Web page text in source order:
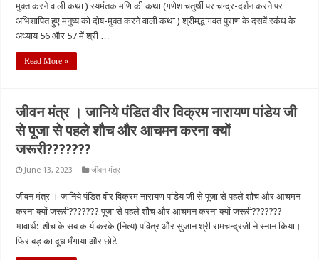
मुक्त करने वाली कथा ) स्यमंतक मणि की कथा (गणेश चतुर्थी पर चन्द्र-दर्शन करने पर
अभिशापित हुए मनुष्य को दोष-मुक्त करने वाली कथा ) श्रीमद्भागवत पुराण के दसवें स्कंध के
अध्याय 56 और 57 में श्री …
Read More »
जीवन मंत्र । जानिये पंडित वीर विक्रम नारायण पांडेय जी
से पूजा से पहले शौच और आचमन करना क्यों
जरूरी???????
June 13, 2023 जीवन मंत्र
जीवन मंत्र । जानिये पंडित वीर विक्रम नारायण पांडेय जी से पूजा से पहले शौच और आचमन
करना क्यों जरूरी??????? पूजा से पहले शौच और आचमन करना क्यों जरूरी???????
भावार्थ:-शौच के सब कार्य करके (नित्य) पवित्र और सुजान श्री रामचन्द्रजी ने स्नान किया।
फिर बड़ का दूध मँगाया और छोटे …